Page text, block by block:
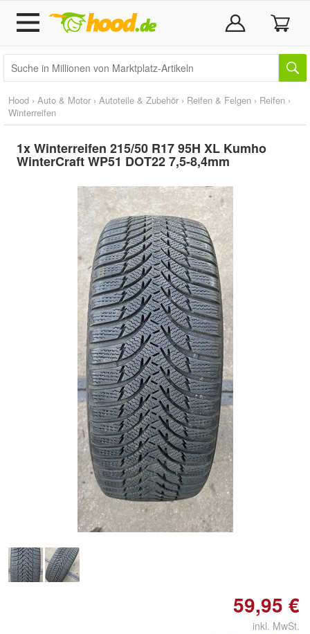
Hood › Auto & Motor › Autoteile & Zubehör › Reifen & Felgen › Reifen ›
Winterreifen
1x Winterreifen 215/50 R17 95H XL Kumho
WinterCraft WP51 DOT22 7,5-8,4mm
Doppelt antippen zum
vergrößern
59,95 €
inkl. MwSt.